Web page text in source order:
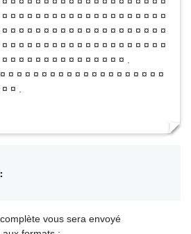
¤ ¤ ¤ ¤ ¤ ¤ ¤ ¤ ¤ ¤ ¤ ¤ ¤ ¤ ¤ ¤ ¤ ¤ ¤
¤ ¤ ¤ ¤ ¤ ¤ ¤ ¤ ¤ ¤ ¤ ¤ ¤ ¤ ¤ ¤ ¤ ¤ ¤
¤ ¤ ¤ ¤ ¤ ¤ ¤ ¤ ¤ ¤ ¤ ¤ ¤ ¤ ¤ ¤ ¤ ¤ ¤
¤ ¤ ¤ ¤ ¤ ¤ ¤ ¤ ¤ ¤ ¤ ¤ ¤ ¤ .
¤ ¤ ¤ ¤ ¤ ¤ ¤ ¤ ¤ ¤ ¤ ¤ ¤ ¤ ¤ ¤ ¤ ¤ ¤
¤ .
vous sera envoyé